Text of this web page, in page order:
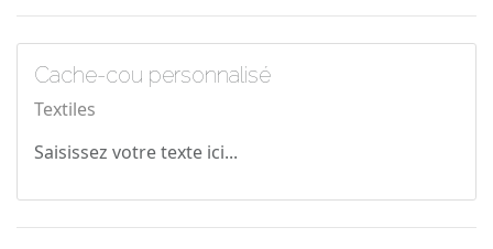
Cache-cou personnalisé
Textiles
Saisissez votre texte ici...